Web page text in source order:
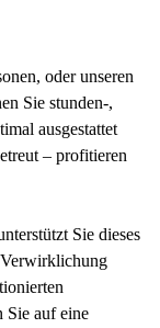
oder unseren
Sie stunden-,
ausgestattet
– profitieren
Sie dieses
Verwirklichung
Sie auf eine